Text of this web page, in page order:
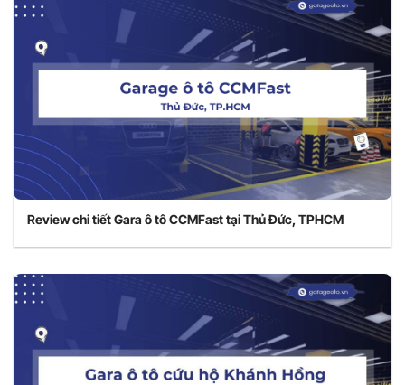
Review chi tiết Gara ô tô CCMFast tại Thủ Đức, TPHCM